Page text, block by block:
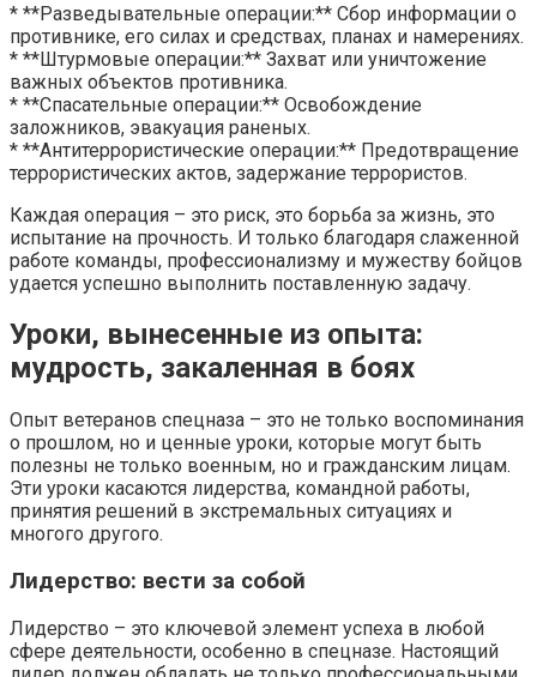
* **Разведывательные операции:** Сбор информации о
противнике, его силах и средствах, планах и намерениях.
* **Штурмовые операции:** Захват или уничтожение
важных объектов противника.
* **Спасательные операции:** Освобождение
заложников, эвакуация раненых.
* **Антитеррористические операции:** Предотвращение
террористических актов, задержание террористов.
Каждая операция – это риск, это борьба за жизнь, это
испытание на прочность. И только благодаря слаженной
работе команды, профессионализму и мужеству бойцов
удается успешно выполнить поставленную задачу.
Уроки, вынесенные из опыта:
мудрость, закаленная в боях
Опыт ветеранов спецназа – это не только воспоминания
о прошлом, но и ценные уроки, которые могут быть
полезны не только военным, но и гражданским лицам.
Эти уроки касаются лидерства, командной работы,
принятия решений в экстремальных ситуациях и
многого другого.
Лидерство: вести за собой
Лидерство – это ключевой элемент успеха в любой
сфере деятельности, особенно в спецназе. Настоящий